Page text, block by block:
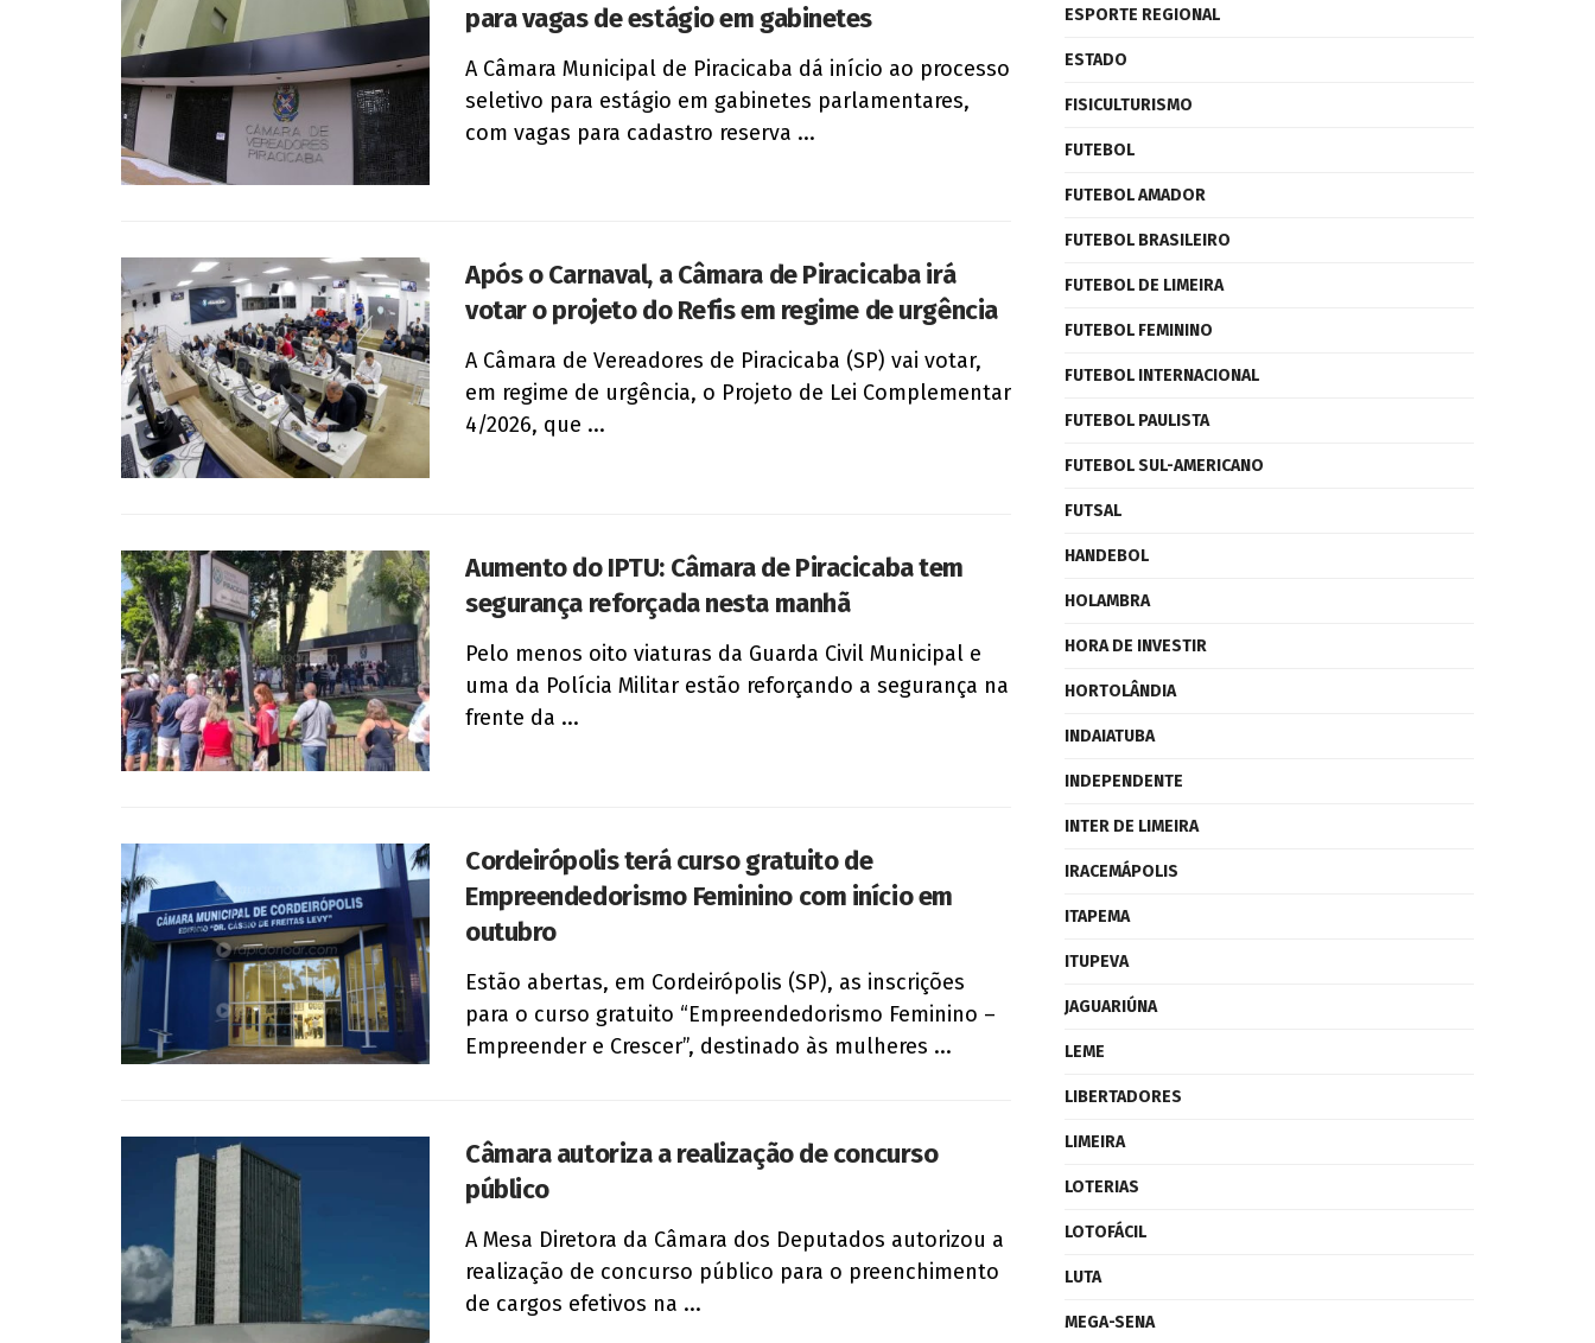
para vagas de estágio em gabinetes
A Câmara Municipal de Piracicaba dá início ao processo
seletivo para estágio em gabinetes parlamentares,
com vagas para cadastro reserva ...
Após o Carnaval, a Câmara de Piracicaba irá
votar o projeto do Refis em regime de urgência
A Câmara de Vereadores de Piracicaba (SP) vai votar,
em regime de urgência, o Projeto de Lei Complementar
4/2026, que ...
Aumento do IPTU: Câmara de Piracicaba tem
segurança reforçada nesta manhã
Pelo menos oito viaturas da Guarda Civil Municipal e
uma da Polícia Militar estão reforçando a segurança na
frente da ...
Cordeirópolis terá curso gratuito de
Empreendedorismo Feminino com início em
outubro
Estão abertas, em Cordeirópolis (SP), as inscrições
para o curso gratuito “Empreendedorismo Feminino –
Empreender e Crescer”, destinado às mulheres ...
Câmara autoriza a realização de concurso
público
A Mesa Diretora da Câmara dos Deputados autorizou a
realização de concurso público para o preenchimento
de cargos efetivos na ...
ESPORTE REGIONAL
ESTADO
FISICULTURISMO
FUTEBOL
FUTEBOL AMADOR
FUTEBOL BRASILEIRO
FUTEBOL DE LIMEIRA
FUTEBOL FEMININO
FUTEBOL INTERNACIONAL
FUTEBOL PAULISTA
FUTEBOL SUL-AMERICANO
FUTSAL
HANDEBOL
HOLAMBRA
HORA DE INVESTIR
HORTOLÂNDIA
INDAIATUBA
INDEPENDENTE
INTER DE LIMEIRA
IRACEMÁPOLIS
ITAPEMA
ITUPEVA
JAGUARIÚNA
LEME
LIBERTADORES
LIMEIRA
LOTERIAS
LOTOFÁCIL
LUTA
MEGA-SENA